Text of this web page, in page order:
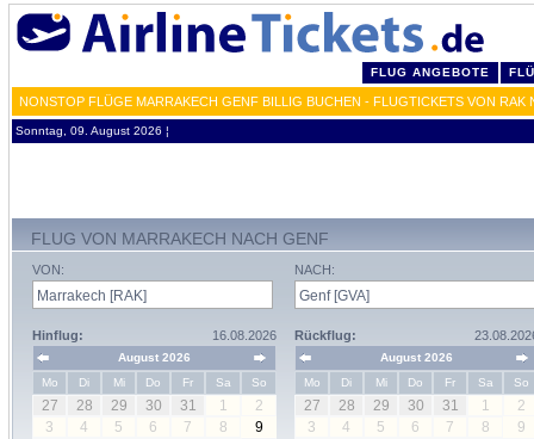
FLUG ANGEBOTE
NONSTOP FLÜGE MARRAKECH GENF BILLIG BUCHEN - FLUGTICKETS VON RAK
Sonntag, 09. August 2026 ¦
FLUG VON MARRAKECH NACH GENF
VON:
Hinflug: 16.08.2026
August 2026
Mo
Di Mi Do Fr Sa So
27 28 29 30 31 1
2
3
4 5 6 7 8
9
NACH:
Rückflug:
August 2026
Mo
Di Mi Do Fr Sa So
27 28 29 30 31 1
2
3
4 5 6 7 8
9